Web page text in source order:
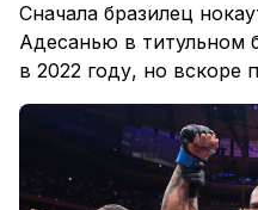
Сначала бразилец
Адесанью в титульном
в 2022 году, но вскоре